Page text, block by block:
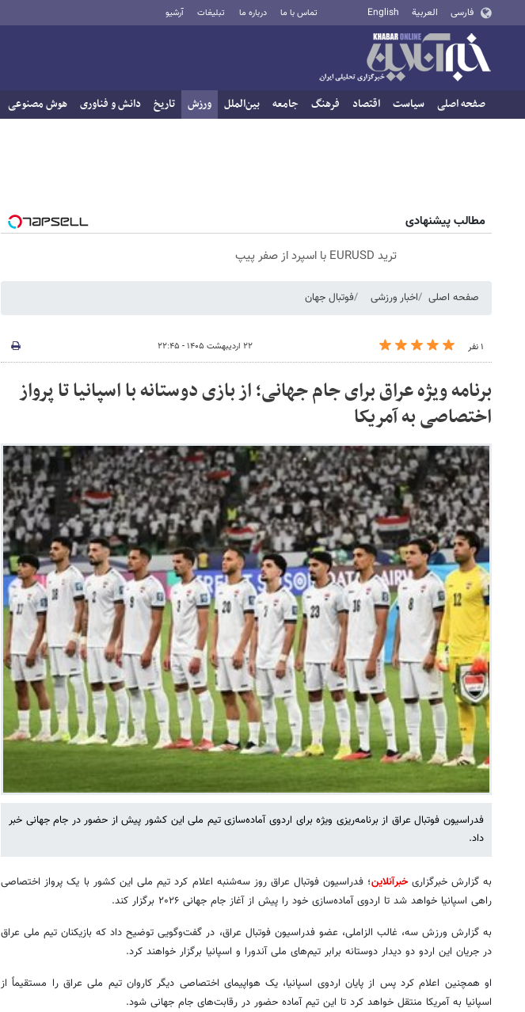
فارسی العربية English تماس با ما درباره ما تبلیغات آرشیو
صفحه اصلی سیاست اقتصاد فرهنگ جامعه بین‌الملل ورزش تاریخ دانش و فناوری هوش مصنوعی
مطالب پیشنهادی
ترید EURUSD با اسپرد از صفر پیپ
صفحه اصلی اخبار ورزشی فوتبال جهان
۱ نفر ۲۲ اردیبهشت ۱۴۰۵ - ۲۲:۴۵
برنامه ویژه عراق برای جام جهانی؛ از بازی دوستانه با اسپانیا تا پرواز
اختصاصی به آمریکا
فدراسیون فوتبال عراق از برنامه‌ریزی ویژه برای اردوی آماده‌سازی تیم ملی این کشور پیش از حضور در جام جهانی خبر
داد.
به گزارش خبرگزاریخبرآنلاین؛ فدراسیون فوتبال عراق روز سه‌شنبه اعلام کرد تیم ملی این کشور با یک پرواز اختصاصی
راهی اسپانیا خواهد شد تا اردوی آماده‌سازی خود را پیش از آغاز جام جهانی ۲۰۲۶ برگزار کند.
به گزارش ورزش سه، غالب الزاملی، عضو فدراسیون فوتبال عراق، در گفت‌وگویی توضیح داد که بازیکنان تیم ملی عراق
در جریان این اردو دو دیدار دوستانه برابر تیم‌های ملی آندورا و اسپانیا برگزار خواهند کرد.
او همچنین اعلام کرد پس از پایان اردوی اسپانیا، یک هواپیمای اختصاصی دیگر کاروان تیم ملی عراق را مستقیماً از
اسپانیا به آمریکا منتقل خواهد کرد تا این تیم آماده حضور در رقابت‌های جام جهانی شود.